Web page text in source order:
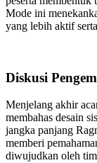
Mode ini
yang lebih aktif
Diskusi
Menjelang akhir
membahas desain
jangka panjang
memberi
diwujudkan oleh